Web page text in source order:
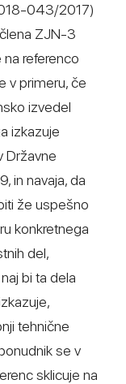
043/2017)
ZJN-3
na referenco
v primeru, če
izvedel
izkazuje
Državne
in navaja, da
že uspešno
konkretnega
del,
bi ta dela
tehnične
se v
sklicuje na